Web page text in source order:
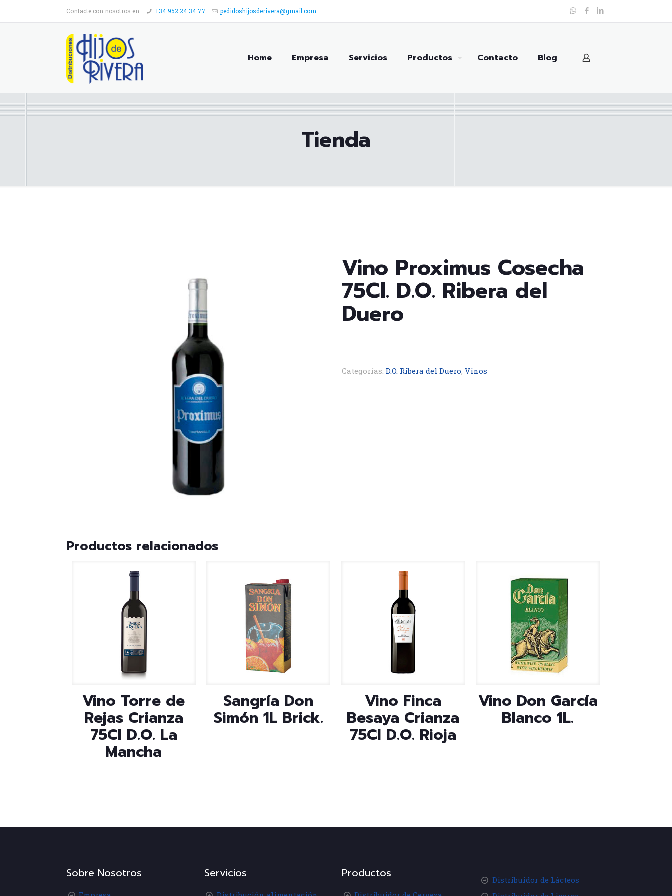
Contacte con nosotros en: +34 952 24 34 77 pedidoshijosderivera@gmail.com
Home Empresa Servicios Productos Contacto Blog
Tienda
Vino Proximus Cosecha
75Cl. D.O. Ribera del
Duero
Categorías: D.O. Ribera del Duero, Vinos
Productos relacionados
Vino Torre de
Rejas Crianza
75Cl D.O. La
Mancha
Sangría Don
Simón 1L Brick.
Vino Finca
Besaya Crianza
75Cl D.O. Rioja
Vino Don García
Blanco 1L.
Sobre Nosotros Servicios Productos
Distribuidor de Lácteos